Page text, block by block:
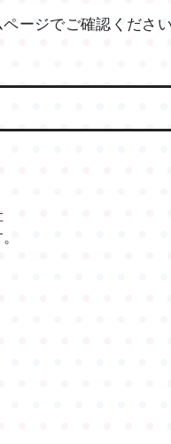
ージでご確認ください